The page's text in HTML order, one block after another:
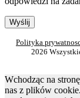
Polityka
2026
Wchodząc na
nas z plików